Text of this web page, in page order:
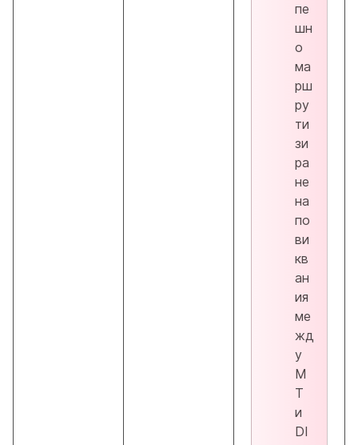
пе
шн
о
ма
рш
ру
ти
зи
ра
не
на
по
ви
кв
ан
ия
ме
жд
у
M
T
и
DI